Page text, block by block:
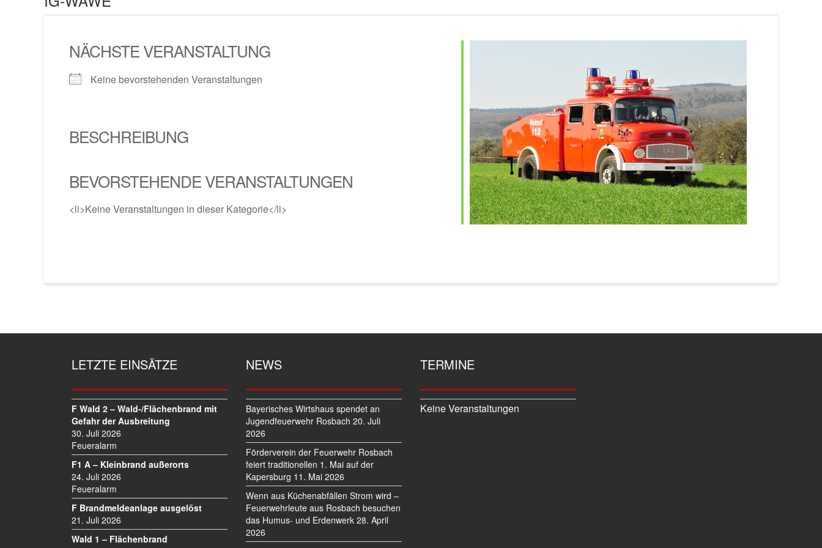
NÄCHSTE VERANSTALTUNG
Keine bevorstehenden Veranstaltungen
BESCHREIBUNG
BEVORSTEHENDE VERANSTALTUNGEN
<li>Keine Veranstaltungen in dieser Kategorie</li>
LETZTE EINSÄTZE
F Wald 2 – Wald-/Flächenbrand mit
Gefahr der Ausbreitung
30. Juli 2026
Feueralarm
F1 A – Kleinbrand außerorts
24. Juli 2026
Feueralarm
F Brandmeldeanlage ausgelöst
21. Juli 2026
Wald 1 – Flächenbrand
NEWS
Bayerisches Wirtshaus spendet an
Jugendfeuerwehr Rosbach 20. Juli
2026
Förderverein der Feuerwehr Rosbach
feiert traditionellen 1. Mai auf der
Kapersburg 11. Mai 2026
Wenn aus Küchenabfällen Strom wird –
Feuerwehrleute aus Rosbach besuchen
das Humus- und Erdenwerk 28. April
2026
TERMINE
Keine Veranstaltungen